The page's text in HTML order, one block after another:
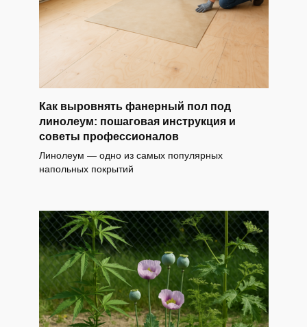
Как выровнять фанерный пол под
линолеум: пошаговая инструкция и
советы профессионалов
Линолеум — одно из самых популярных
напольных покрытий